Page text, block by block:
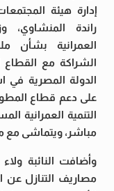
إدارة هيئة
راندة المنشاوي،
العمرانية بشأن
الشراكة مع
الدولة المصرية في
على دعم قطاع
التنمية العمرانية
مباشر، ويتماشى مع
وأضافت النائبة